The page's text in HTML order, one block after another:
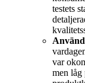
testets
var
men låg